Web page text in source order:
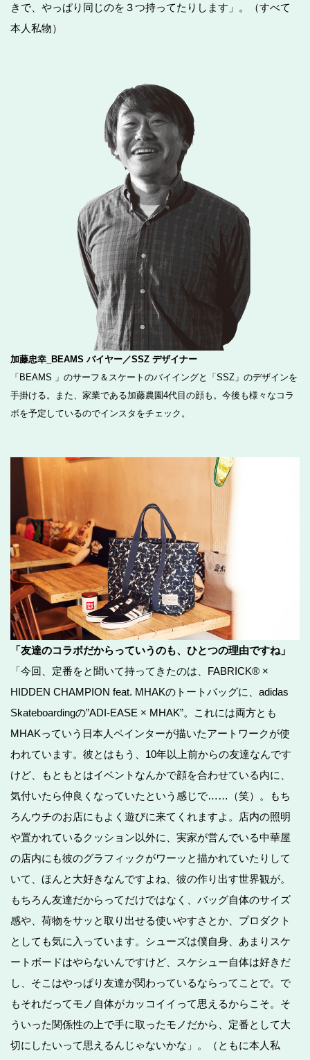
きで、やっぱり同じのを３つ持ってたりします」。（すべて
本人私物）
加藤忠幸_BEAMS バイヤー／SSZ デザイナー
「BEAMS 」のサーフ＆スケートのバイイングと「SSZ」のデザインを
手掛ける。また、家業である加藤農園4代目の顔も。今後も様々なコラ
ボを予定しているのでインスタをチェック。
「友達のコラボだからっていうのも、ひとつの理由ですね」
「今回、定番をと聞いて持ってきたのは、FABRICK® ×
HIDDEN CHAMPION feat. MHAKのトートバッグに、adidas
Skateboardingの”ADI-EASE × MHAK”。これには両方とも
MHAKっていう日本人ペインターが描いたアートワークが使
われています。彼とはもう、10年以上前からの友達なんです
けど、もともとはイベントなんかで顔を合わせている内に、
気付いたら仲良くなっていたという感じで……（笑）。もち
ろんウチのお店にもよく遊びに来てくれますよ。店内の照明
や置かれているクッション以外に、実家が営んでいる中華屋
の店内にも彼のグラフィックがワーッと描かれていたりして
いて、ほんと大好きなんですよね、彼の作り出す世界観が。
もちろん友達だからってだけではなく、バッグ自体のサイズ
感や、荷物をサッと取り出せる使いやすさとか、プロダクト
としても気に入っています。シューズは僕自身、あまりスケ
ートボードはやらないんですけど、スケシュー自体は好きだ
し、そこはやっぱり友達が関わっているならってことで。で
もそれだってモノ自体がカッコイイって思えるからこそ。そ
ういった関係性の上で手に取ったモノだから、定番として大
切にしたいって思えるんじゃないかな」。（ともに本人私